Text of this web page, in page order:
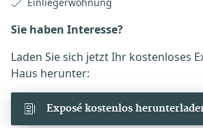
Sie haben Interesse?
Laden Sie sich jetzt Ihr kostenloses
Haus herunter:
Exposé kostenlos